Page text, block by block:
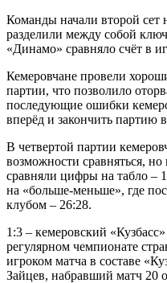
Команды начали второй
разделили между собой
«Динамо» сравняло счёт в
Кемеровчане провели
партии, что позволило
последующие ошибки
вперёд и закончить партию
В четвертой партии
возможности сравняться,
сравняли цифры на табло –
на «больше-меньше», где
клубом – 26:28.
1:3 – кемеровский
регулярном чемпионате
игроком матча в составе
Зайцев, набравший матч 20